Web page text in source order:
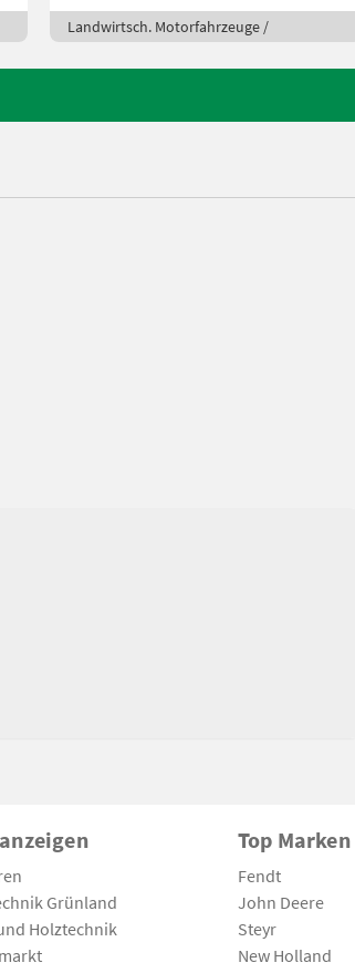
Landwirtsch. Motorfahrzeuge /
Grünland
Holztechnik
Top Marken
Fendt
John Deere
Steyr
New Holland